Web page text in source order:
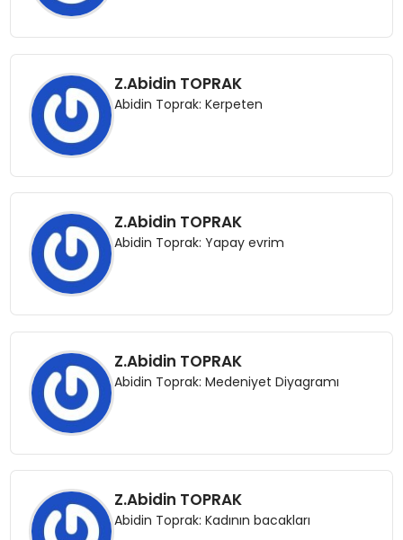
Z.Abidin TOPRAK
Abidin Toprak: Kerpeten
Z.Abidin TOPRAK
Abidin Toprak: Yapay evrim
Z.Abidin TOPRAK
Abidin Toprak: Medeniyet Diyagramı
Z.Abidin TOPRAK
Abidin Toprak: Kadının bacakları